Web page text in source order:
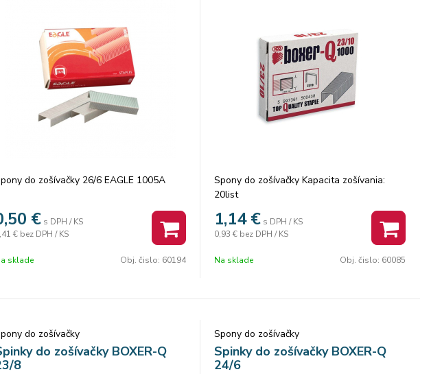
do zošívačky 26/6 EAGLE 1005A
€ s DPH / KS
€ bez DPH / KS
sklade Obj. čislo: 60194
Spony do zošívačky Kapacita zošívania:
20list
1,14 € s DPH / KS
0,93 € bez DPH / KS
Na sklade Obj. čislo: 60085
do zošívačky
do zošívačky BOXER-Q
8
Spony do zošívačky
Spinky do zošívačky BOXER-Q
24/6